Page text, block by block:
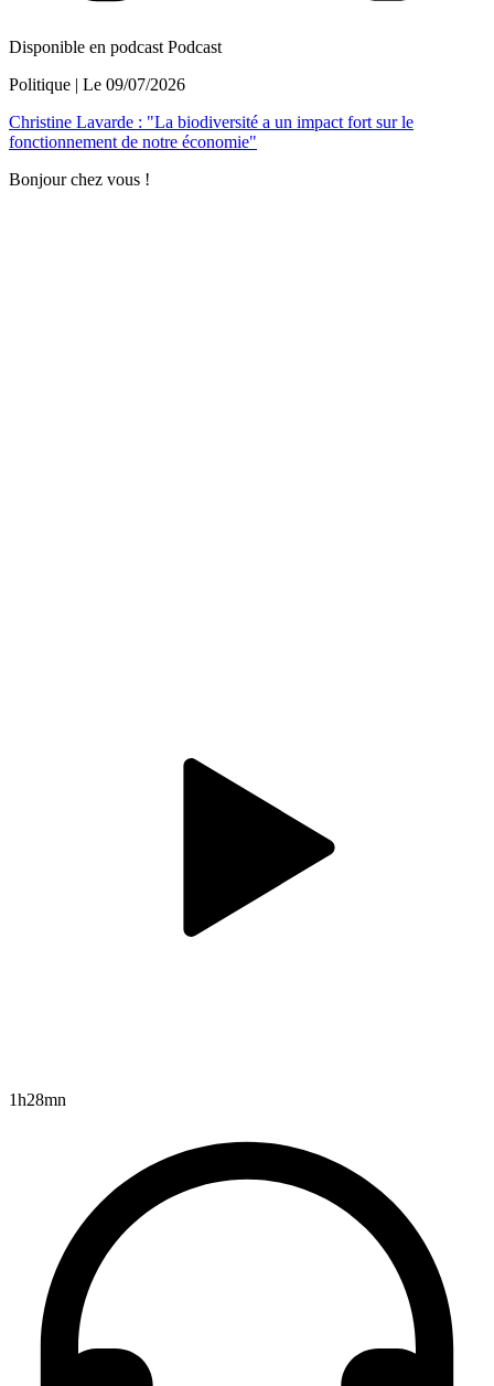
Disponible en podcast Podcast
Politique | Le 09/07/2026
Christine Lavarde : "La biodiversité a un impact fort sur le
fonctionnement de notre économie"
Bonjour chez vous !
1h28mn